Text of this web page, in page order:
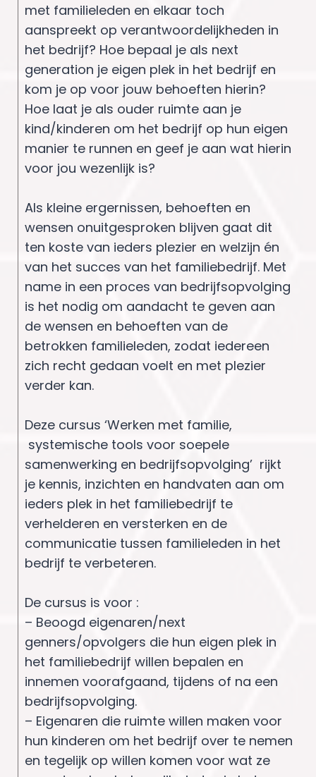
met familieleden en elkaar toch
aanspreekt op verantwoordelijkheden in
het bedrijf? Hoe bepaal je als next
generation je eigen plek in het bedrijf en
kom je op voor jouw behoeften hierin?
Hoe laat je als ouder ruimte aan je
kind/kinderen om het bedrijf op hun eigen
manier te runnen en geef je aan wat hierin
voor jou wezenlijk is?
Als kleine ergernissen, behoeften en
wensen onuitgesproken blijven gaat dit
ten koste van ieders plezier en welzijn én
van het succes van het familiebedrijf. Met
name in een proces van bedrijfsopvolging
is het nodig om aandacht te geven aan
de wensen en behoeften van de
betrokken familieleden, zodat iedereen
zich recht gedaan voelt en met plezier
verder kan.
Deze cursus ‘Werken met familie,
systemische tools voor soepele
samenwerking en bedrijfsopvolging’ rijkt
je kennis, inzichten en handvaten aan om
ieders plek in het familiebedrijf te
verhelderen en versterken en de
communicatie tussen familieleden in het
bedrijf te verbeteren.
De cursus is voor :
– Beoogd eigenaren/next
genners/opvolgers die hun eigen plek in
het familiebedrijf willen bepalen en
innemen voorafgaand, tijdens of na een
bedrijfsopvolging.
– Eigenaren die ruimte willen maken voor
hun kinderen om het bedrijf over te nemen
en tegelijk op willen komen voor wat ze